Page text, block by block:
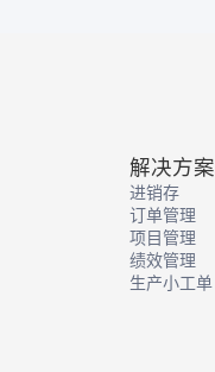
解决方案
进销存
订单管理
项目管理
绩效管理
生产小工单